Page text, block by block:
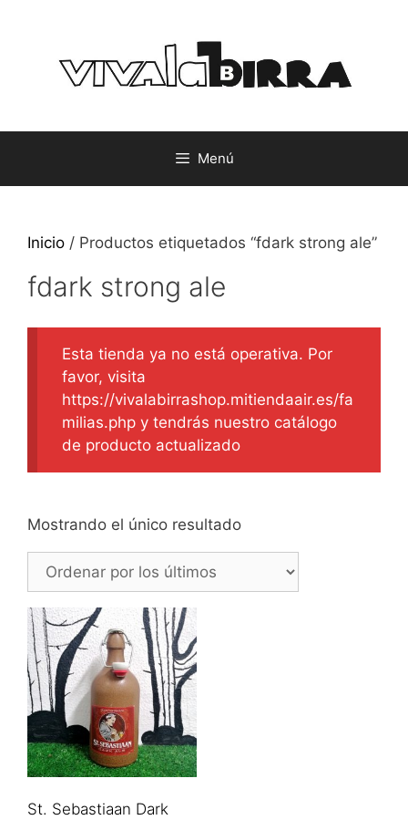
contenido
Menú
Inicio / Productos etiquetados “fdark strong ale”
fdark strong ale
Esta tienda ya no está operativa. Por
favor, visita
https://vivalabirrashop.mitiendaair.es/fa
milias.php y tendrás nuestro catálogo
de producto actualizado
Mostrando el único resultado
St. Sebastiaan Dark